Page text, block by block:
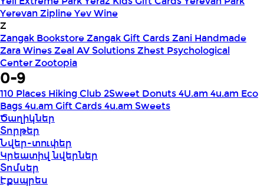
Yerevan ZiplineYev Wine
Z
Zangak BookstoreZangak Gift CardsZani Handmade
Zara WinesZeal AV SolutionsZhest Psychological
CenterZootopia
0-9
110 Places Hiking Club 2Sweet Donuts4U.am 4u.am Eco
Bags4u.am Gift Cards4u.am Sweets
Ծաղիկներ
Տորթեր
Նվեր-տուփեր
Կրեատիվ նվերներ
Տոմսեր
Էքսպրես